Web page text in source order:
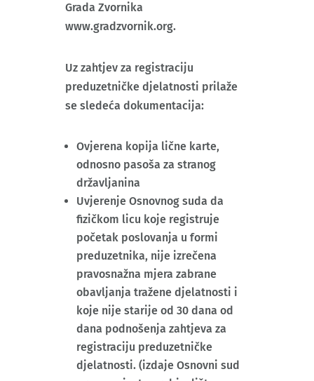
Grada Zvornika
www.gradzvornik.org.
Uz zahtjev za registraciju
preduzetničke djelatnosti prilaže
se sledeća dokumentacija:
Ovjerena kopija lične karte,
odnosno pasoša za stranog
državljanina
Uvjerenje Osnovnog suda da
fizičkom licu koje registruje
početak poslovanja u formi
preduzetnika, nije izrečena
pravosnažna mjera zabrane
obavljanja tražene djelatnosti i
koje nije starije od 30 dana od
dana podnošenja zahtjeva za
registraciju preduzetničke
djelatnosti. (izdaje Osnovni sud